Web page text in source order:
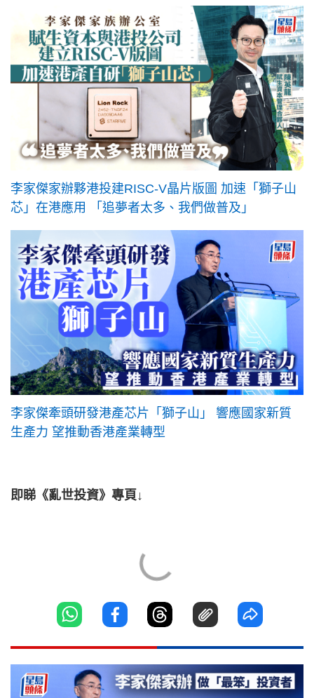
李家傑家辦夥港投建RISC-V晶片版圖 加速「獅子山
芯」在港應用 「追夢者太多、我們做普及」
李家傑牽頭研發港產芯片「獅子山」 響應國家新質
生產力 望推動香港產業轉型
即睇《亂世投資》專頁↓